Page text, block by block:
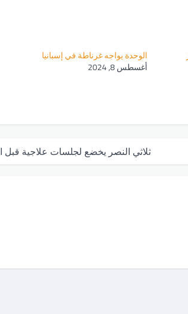
الوحدة يواجه غرناطة في إسبانيا
أغسطس 8, 2024
ثلاثي النصر يخضع لجلسات علاجية قبل